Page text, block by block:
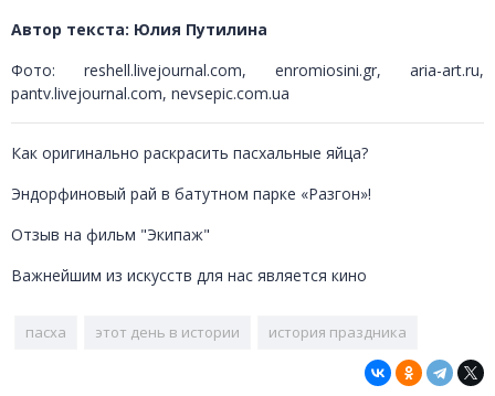
Автор текста: Юлия Путилина
Фото: reshell.livejournal.com, enromiosini.gr, aria-art.ru,
pantv.livejournal.com, nevsepic.com.ua
Как оригинально раскрасить пасхальные яйца?
Эндорфиновый рай в батутном парке «Разгон»!
Отзыв на фильм "Экипаж"
Важнейшим из искусств для нас является кино
пасха этот день в истории история праздника